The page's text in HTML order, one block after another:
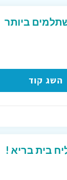
ביותר
השג קוד
בית בריא !